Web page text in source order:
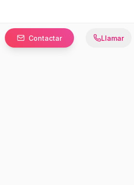
Contactar Llamar